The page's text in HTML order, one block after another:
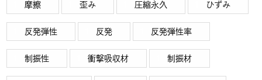
摩擦 歪み 圧縮永久 ひずみ
反発弾性 反発 反発弾性率
制振性 衝撃吸収材 制振材